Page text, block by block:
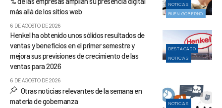
NOTICIAS
BUEN GOBIERNO
más allá de los sitios web
6 DE AGOSTO DE 2026
DESTACADO
NOTICIAS
Henkel ha obtenido unos sólidos resultados de
ventas y beneficios en el primer semestre y
mejora sus previsiones de crecimiento de las
ventas para 2026
6 DE AGOSTO DE 2026
NOTICIAS
Otras noticias relevantes de la semana en
materia de gobernanza